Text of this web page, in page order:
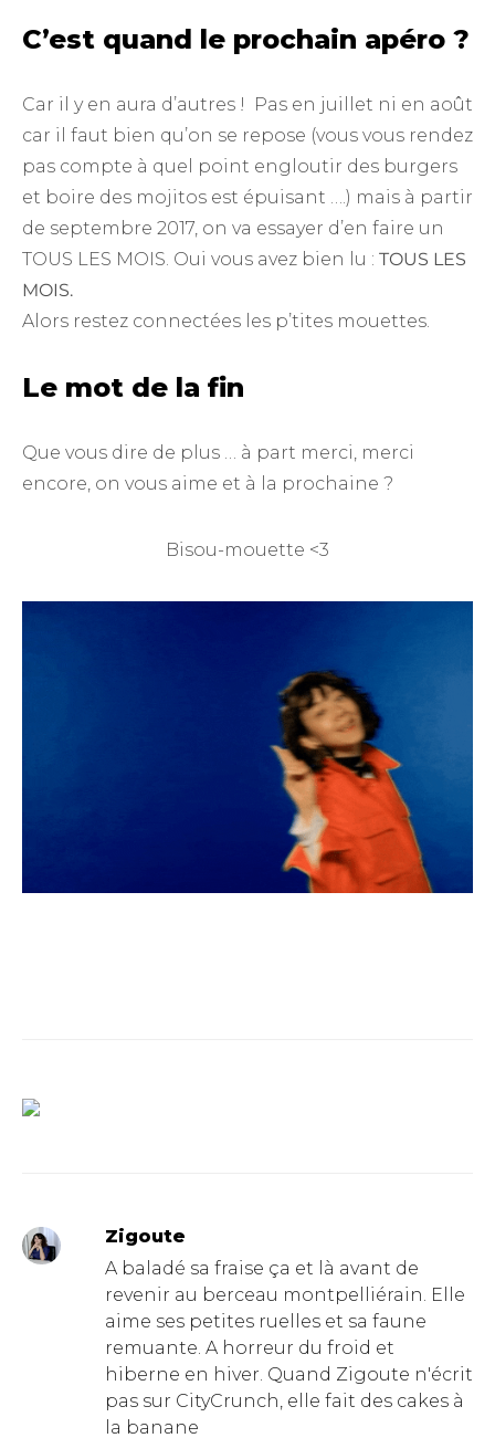
C’est quand le prochain apéro ?
Car il y en aura d’autres ! Pas en juillet ni en août
car il faut bien qu’on se repose (vous vous rendez
pas compte à quel point engloutir des burgers
et boire des mojitos est épuisant ….) mais à partir
de septembre 2017, on va essayer d’en faire un
TOUS LES MOIS. Oui vous avez bien lu : TOUS LES
MOIS.
Alors restez connectées les p’tites mouettes.
Le mot de la fin
Que vous dire de plus … à part merci, merci
encore, on vous aime et à la prochaine ?
Bisou-mouette <3
Zigoute
A baladé sa fraise ça et là avant de
revenir au berceau montpelliérain. Elle
aime ses petites ruelles et sa faune
remuante. A horreur du froid et
hiberne en hiver. Quand Zigoute n'écrit
pas sur CityCrunch, elle fait des cakes à
la banane